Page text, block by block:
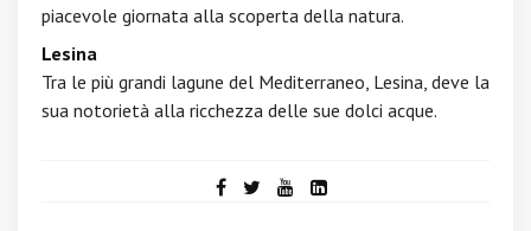
piacevole giornata alla scoperta della natura.
Lesina
Tra le più grandi lagune del Mediterraneo, Lesina, deve la
sua notorietà alla ricchezza delle sue dolci acque.